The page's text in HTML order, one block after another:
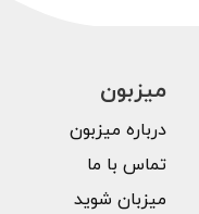
میزبون
درباره میزبون
تماس با ما
میزبان شوید